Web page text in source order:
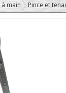
main Pince et